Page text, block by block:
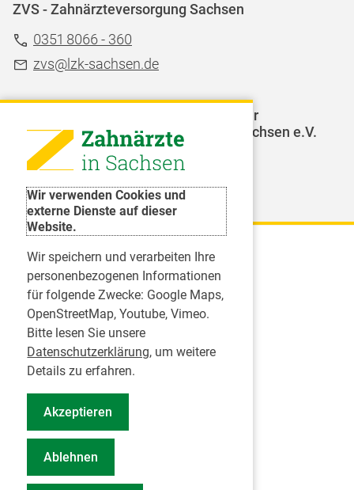
Wir verwenden Cookies und
externe Dienste auf dieser
Website.
Wir speichern und verarbeiten Ihre
personenbezogenen Informationen
für folgende Zwecke: Google Maps,
OpenStreetMap, Youtube, Vimeo.
Bitte lesen Sie unsere
Datenschutzerklärung, um weitere
Details zu erfahren.
Akzeptieren
Ablehnen
ZVS - Zahnärzteversorgung Sachsen
0351 8066 - 360
zvs@lzk-sachsen.de
LAGZ - Landesarbeitsgemeinschaft für
Jugendzahnpflege des Freistaates Sachsen e.V.
Karriere
Inserate
Praktikum in einer Zahnarztpraxis
Jobs im Zahnärztehaus
Presse
Pressemitteilungen